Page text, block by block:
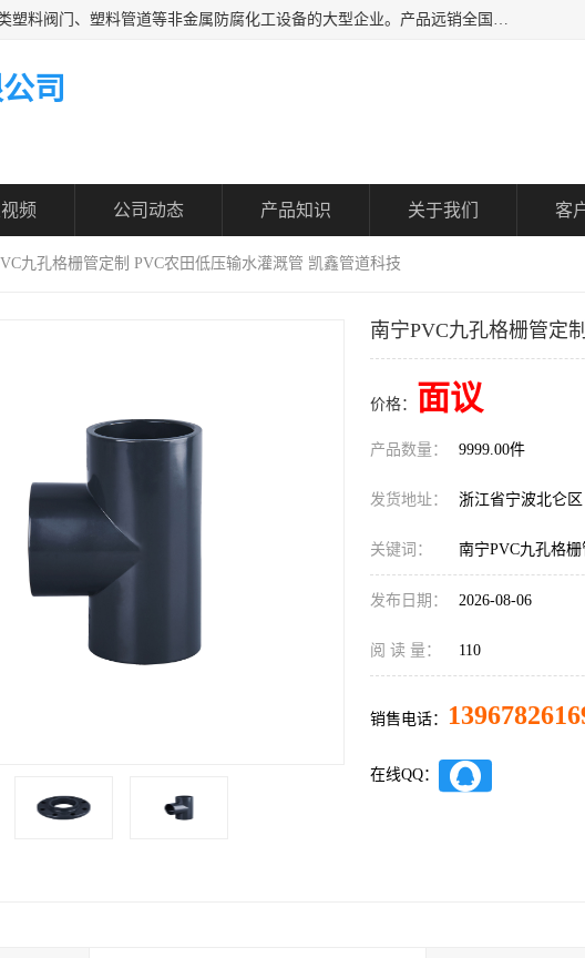
凯鑫管道科技有限公司是一家专业生产PPH、CPVC各类塑料阀门、塑料管道等非金属防腐化工设备的大型企业。产品远销全国三十一个省、市、自治区,广泛应用于化工、石油、氯碱、染料、制药、农药等行业，深受广大用户欢迎，是目前国内生产化工泵、阀门规模较大的生产基地之一。
司
频 公司动态 产品知识 关于我们 客
九孔格栅管定制 PVC农田低压输水灌溉管 凯鑫管道科技
南宁PVC九孔格栅管定
价格： 面议
产品数量： 9999.00件
发货地址： 浙江省宁波北仑区
关键词： 南宁PVC九孔格栅
发布日期： 2026-08-06
阅 读 量： 110
销售电话：
在线QQ：